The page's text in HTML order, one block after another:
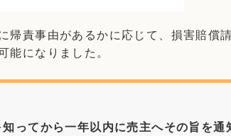
責事由があるかに応じて、損害賠償
能になりました。
知ってから一年以内に売主へその旨を通